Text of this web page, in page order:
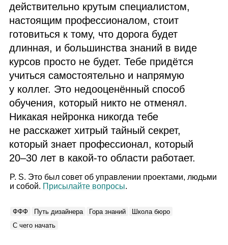
действительно крутым специалистом,
настоящим профессионалом, стоит
готовиться к тому, что дорога будет
длинная, и большинства знаний в виде
курсов просто не будет. Тебе придётся
учиться самостоятельно и напрямую
у коллег. Это недооценённый способ
обучения, который никто не отменял.
Никакая нейронка никогда тебе
не расскажет хитрый тайный секрет,
который знает профессионал, который
20–30 лет в какой‑то области работает.
P. S. Это был совет об управлении проектами, людьми
и собой. Присылайте вопросы.
ФФФ Путь дизайнера Гора знаний
Школа бюро
С чего начать